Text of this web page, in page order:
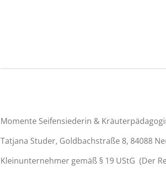
Momente Seifensiederin &
Tatjana Studer, Goldbachstraße 8, 84088
Kleinunternehmer gemäß § 19 UStG (Der